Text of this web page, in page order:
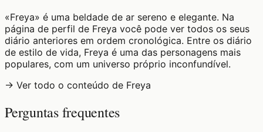
«Freya» é uma beldade de ar sereno e elegante. Na
página de perfil de Freya você pode ver todos os seus
diário anteriores em ordem cronológica. Entre os diário
de estilo de vida, Freya é uma das personagens mais
populares, com um universo próprio inconfundível.
→ Ver todo o conteúdo de Freya
Perguntas frequentes